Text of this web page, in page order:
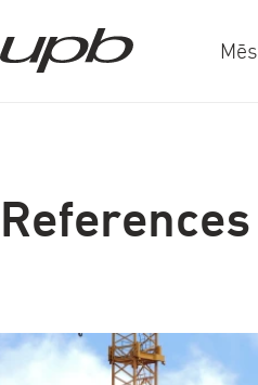
Mēs
References